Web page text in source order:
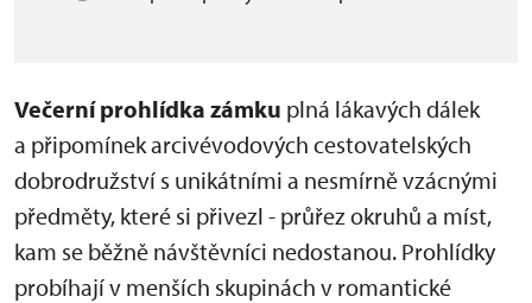
Večerní prohlídka zámku plná lákavých dálek
a připomínek arcivévodových cestovatelských
dobrodružství s unikátními a nesmírně vzácnými
předměty, které si přivezl - průřez okruhů a míst,
kam se běžně návštěvníci nedostanou. Prohlídky
probíhají v menších skupinách v romantické